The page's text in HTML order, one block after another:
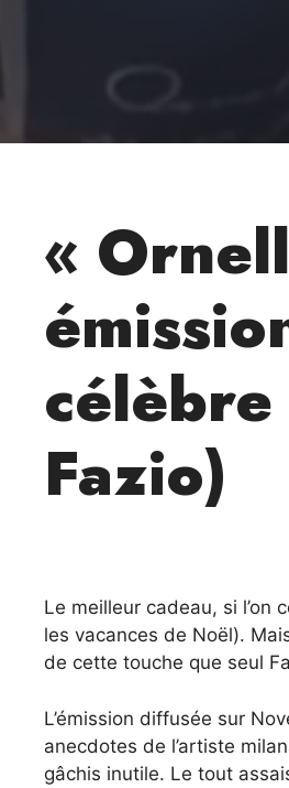
«
Fazio)
Le meilleur cadeau, si
les vacances de Noël).
de cette touche que seul
L’émission diffusée sur
anecdotes de l’artiste
gâchis inutile. Le tout